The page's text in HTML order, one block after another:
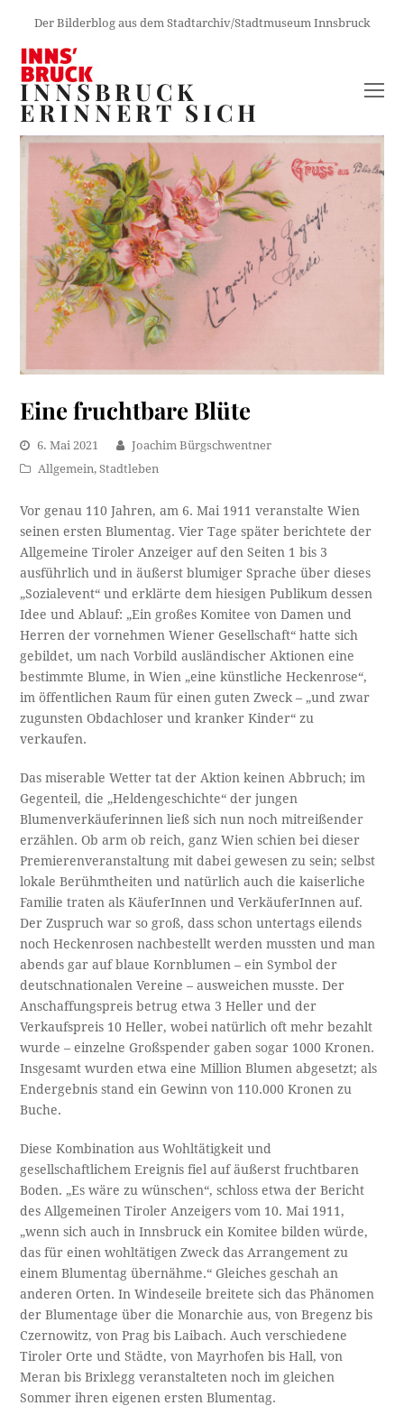
Der Bilderblog aus dem Stadtarchiv/Stadtmuseum Innsbruck
INNSBRUCK
ERINNERT SICH
Eine fruchtbare Blüte
6. Mai 2021
Joachim Bürgschwentner
Allgemein,Stadtleben
Vor genau 110 Jahren, am 6. Mai 1911 veranstalte Wien
seinen ersten Blumentag. Vier Tage später berichtete der
Allgemeine Tiroler Anzeiger auf den Seiten 1 bis 3
ausführlich und in äußerst blumiger Sprache über dieses
„Sozialevent“ und erklärte dem hiesigen Publikum dessen
Idee und Ablauf: „Ein großes Komitee von Damen und
Herren der vornehmen Wiener Gesellschaft“ hatte sich
gebildet, um nach Vorbild ausländischer Aktionen eine
bestimmte Blume, in Wien „eine künstliche Heckenrose“,
im öffentlichen Raum für einen guten Zweck – „und zwar
zugunsten Obdachloser und kranker Kinder“ zu
verkaufen.
Das miserable Wetter tat der Aktion keinen Abbruch; im
Gegenteil, die „Heldengeschichte“ der jungen
Blumenverkäuferinnen ließ sich nun noch mitreißender
erzählen. Ob arm ob reich, ganz Wien schien bei dieser
Premierenveranstaltung mit dabei gewesen zu sein; selbst
lokale Berühmtheiten und natürlich auch die kaiserliche
Familie traten als KäuferInnen und VerkäuferInnen auf.
Der Zuspruch war so groß, dass schon untertags eilends
noch Heckenrosen nachbestellt werden mussten und man
abends gar auf blaue Kornblumen – ein Symbol der
deutschnationalen Vereine – ausweichen musste. Der
Anschaffungspreis betrug etwa 3 Heller und der
Verkaufspreis 10 Heller, wobei natürlich oft mehr bezahlt
wurde – einzelne Großspender gaben sogar 1000 Kronen.
Insgesamt wurden etwa eine Million Blumen abgesetzt; als
Endergebnis stand ein Gewinn von 110.000 Kronen zu
Buche.
Diese Kombination aus Wohltätigkeit und
gesellschaftlichem Ereignis fiel auf äußerst fruchtbaren
Boden. „Es wäre zu wünschen“, schloss etwa der Bericht
des Allgemeinen Tiroler Anzeigers vom 10. Mai 1911,
„wenn sich auch in Innsbruck ein Komitee bilden würde,
das für einen wohltätigen Zweck das Arrangement zu
einem Blumentag übernähme.“ Gleiches geschah an
anderen Orten. In Windeseile breitete sich das Phänomen
der Blumentage über die Monarchie aus, von Bregenz bis
Czernowitz, von Prag bis Laibach. Auch verschiedene
Tiroler Orte und Städte, von Mayrhofen bis Hall, von
Meran bis Brixlegg veranstalteten noch im gleichen
Sommer ihren eigenen ersten Blumentag.